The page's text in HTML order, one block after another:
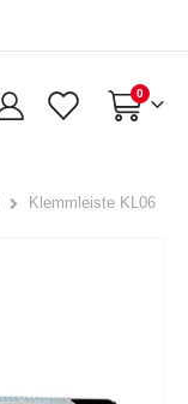
Warenkorb
0Artikel
Klemmleiste KL06